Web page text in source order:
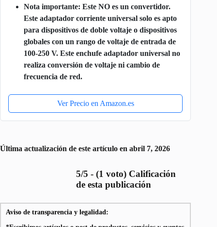
Nota importante: Este NO es un convertidor.
Este adaptador corriente universal solo es apto
para dispositivos de doble voltaje o dispositivos
globales con un rango de voltaje de entrada de
100-250 V. Este enchufe adaptador universal no
realiza conversión de voltaje ni cambio de
frecuencia de red.
Ver Precio en Amazon.es
Última actualización de este artículo en abril 7, 2026
5/5 - (1 voto) Calificación
de esta publicación
Aviso de transparencia y legalidad: